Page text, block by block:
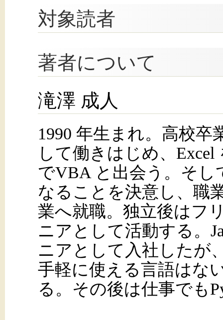
対象読者
著者について
滝澤 成人
1990 年生まれ。高校卒
して働きはじめ、
でVBA と出会う。そし
なることを決意し、職
業へ就職。独立後はフ
ニアとして活動する。
ニアとして入社したが
手軽に使える言語はな
る。その後は仕事でも